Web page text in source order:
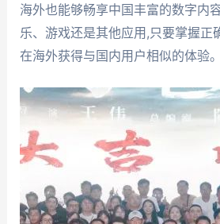
海外也能够畅享中国丰富的数字内
乐、游戏还是其他应用,只要掌握正
在海外获得与国内用户相似的体验。